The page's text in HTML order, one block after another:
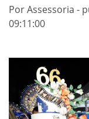
Por Assessoria -
09:11:00